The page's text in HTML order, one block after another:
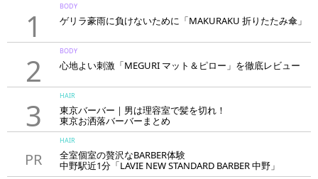
1
BODY
ゲリラ豪雨に負けないために「MAKURAKU 折りたたみ傘」
2
BODY
心地よい刺激「MEGURI マット＆ピロー」を徹底レビュー
3
HAIR
東京バーバー｜男は理容室で髪を切れ！
東京お洒落バーバーまとめ
PR
HAIR
全室個室の贅沢なBARBER体験
中野駅近1分「LAVIE NEW STANDARD BARBER 中野」